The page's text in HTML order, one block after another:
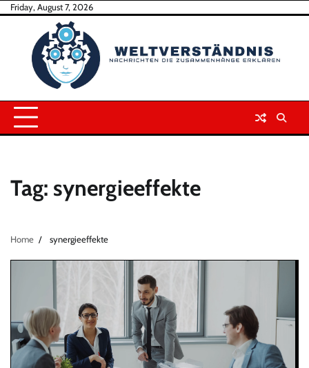
SkipFriday, August 7, 2026
Tag: synergieeffekte
Home synergieeffekte